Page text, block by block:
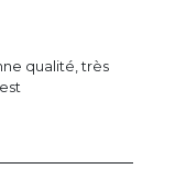
qualité, très